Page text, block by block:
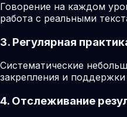
Говорение на каждом
работа с реальными
3. Регулярная
Систематические
закрепления и поддержки
4. Отслеживание